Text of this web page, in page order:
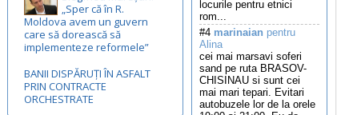
locurile pentru etnici
rom...
#4 marinaian pentru
Alina
cei mai marsavi soferi
sand pe ruta BRASOV-
CHISINAU si sunt cei
mai mari tepari. Evitari
autobuzele lor de la orele
„Sper că în R.
Moldova avem un guvern
care să dorească să
implementeze reformele”
BANII DISPĂRUȚI ÎN ASFALT
PRIN CONTRACTE
ORCHESTRATE